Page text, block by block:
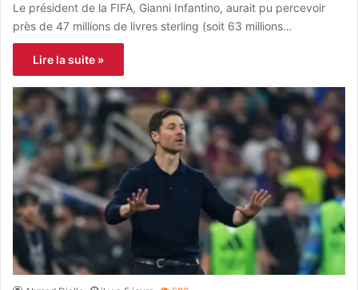
Le président de la FIFA, Gianni Infantino, aurait pu percevoir
près de 47 millions de livres sterling (soit 63 millions…
Lire la suite »